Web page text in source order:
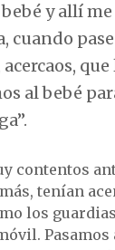
y allí
cuando
que
al bebé
contentos
tenían
los